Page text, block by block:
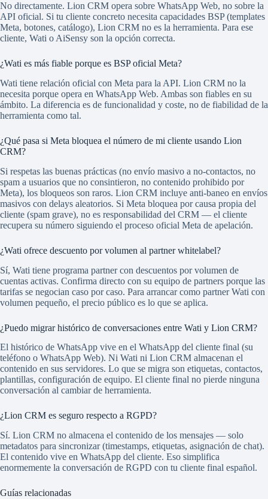
No directamente. Lion CRM opera sobre WhatsApp Web, no sobre la
API oficial. Si tu cliente concreto necesita capacidades BSP (templates
Meta, botones, catálogo), Lion CRM no es la herramienta. Para ese
cliente, Wati o AiSensy son la opción correcta.
¿Wati es más fiable porque es BSP oficial Meta?
Wati tiene relación oficial con Meta para la API. Lion CRM no la
necesita porque opera en WhatsApp Web. Ambas son fiables en su
ámbito. La diferencia es de funcionalidad y coste, no de fiabilidad de la
herramienta como tal.
¿Qué pasa si Meta bloquea el número de mi cliente usando Lion
CRM?
Si respetas las buenas prácticas (no envío masivo a no-contactos, no
spam a usuarios que no consintieron, no contenido prohibido por
Meta), los bloqueos son raros. Lion CRM incluye anti-baneo en envíos
masivos con delays aleatorios. Si Meta bloquea por causa propia del
cliente (spam grave), no es responsabilidad del CRM — el cliente
recupera su número siguiendo el proceso oficial Meta de apelación.
¿Wati ofrece descuento por volumen al partner whitelabel?
Sí, Wati tiene programa partner con descuentos por volumen de
cuentas activas. Confirma directo con su equipo de partners porque las
tarifas se negocian caso por caso. Para arrancar como partner Wati con
volumen pequeño, el precio público es lo que se aplica.
¿Puedo migrar histórico de conversaciones entre Wati y Lion CRM?
El histórico de WhatsApp vive en el WhatsApp del cliente final (su
teléfono o WhatsApp Web). Ni Wati ni Lion CRM almacenan el
contenido en sus servidores. Lo que se migra son etiquetas, contactos,
plantillas, configuración de equipo. El cliente final no pierde ninguna
conversación al cambiar de herramienta.
¿Lion CRM es seguro respecto a RGPD?
Sí. Lion CRM no almacena el contenido de los mensajes — solo
metadatos para sincronizar (timestamps, etiquetas, asignación de chat).
El contenido vive en WhatsApp del cliente. Eso simplifica
enormemente la conversación de RGPD con tu cliente final español.
Guías relacionadas